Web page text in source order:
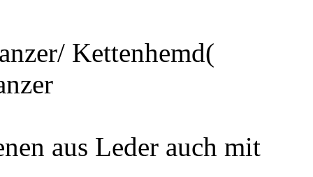
Kettenhemd(
aus Leder auch mit